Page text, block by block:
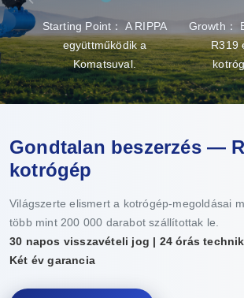
Starting Point： A RIPPA
együttműködik a
Komatsuval.
Growth：
R319
Gondtalan beszerzés —
kotrógép
Világszerte elismert a kotrógép-megoldásai
több mint 200 000 darabot szállítottak le.
30 napos visszavételi jog | 24 órás
Két év garancia